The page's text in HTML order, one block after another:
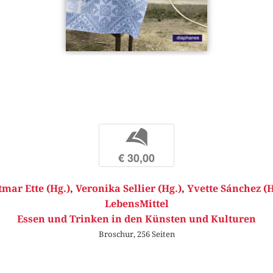
b
€ 30,00
Ette (Hg.), Veronika Sellier (Hg.), Yvette Sánchez
LebensMittel
Essen und Trinken in den Künsten und Kulturen
Broschur, 256 Seiten